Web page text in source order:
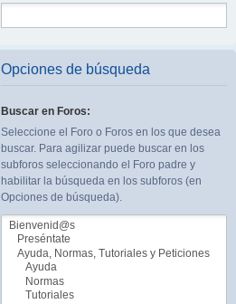
Opciones de búsqueda
Buscar en Foros:
Seleccione el Foro o Foros en los que desea
buscar. Para agilizar puede buscar en los
subforos seleccionando el Foro padre y
habilitar la búsqueda en los subforos (en
Opciones de búsqueda).